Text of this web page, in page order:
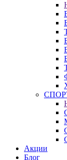
Акции
Блог